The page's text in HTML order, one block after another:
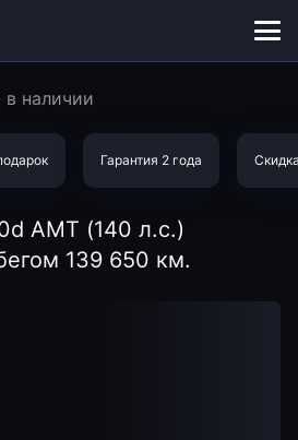
в наличии
Гарантия 2 года
AMT (140 л.с.)
139 650 км.